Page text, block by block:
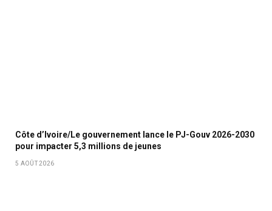
Côte d’Ivoire/Le gouvernement lance le PJ-Gouv 2026-2030
pour impacter 5,3 millions de jeunes
5 AOÛT 2026